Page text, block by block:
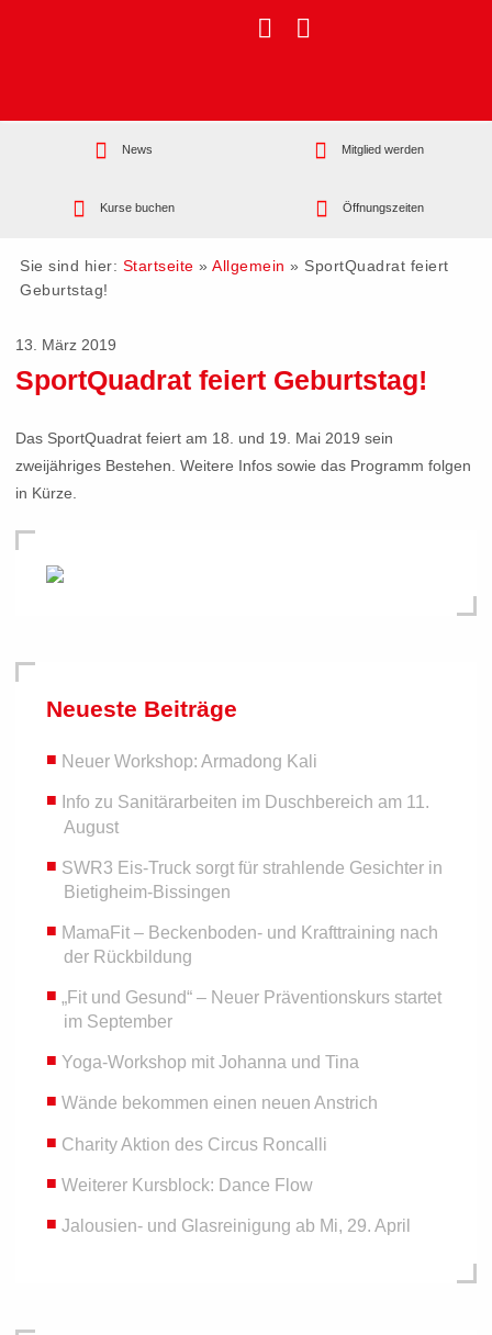
News Mitglied werden
Kurse buchen Öffnungszeiten
Sie sind hier: Startseite » Allgemein » SportQuadrat feiert
Geburtstag!
13. März 2019
SportQuadrat feiert Geburtstag!
Das SportQuadrat feiert am 18. und 19. Mai 2019 sein
zweijähriges Bestehen. Weitere Infos sowie das Programm folgen
in Kürze.
Neueste Beiträge
Neuer Workshop: Armadong Kali
Info zu Sanitärarbeiten im Duschbereich am 11.
August
SWR3 Eis-Truck sorgt für strahlende Gesichter in
Bietigheim-Bissingen
MamaFit – Beckenboden- und Krafttraining nach
der Rückbildung
„Fit und Gesund“ – Neuer Präventionskurs startet
im September
Yoga-Workshop mit Johanna und Tina
Wände bekommen einen neuen Anstrich
Charity Aktion des Circus Roncalli
Weiterer Kursblock: Dance Flow
Jalousien- und Glasreinigung ab Mi, 29. April